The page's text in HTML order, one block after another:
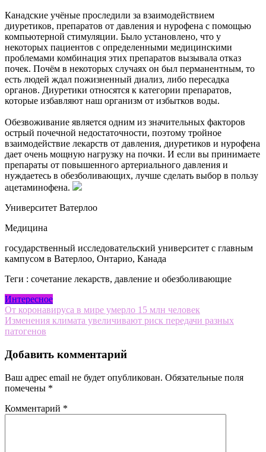
Канадские учёные проследили за взаимодействием
диуретиков, препаратов от давления и нурофена с помощью
компьютерной стимуляции. Было установлено, что у
некоторых пациентов с определенными медицинскими
проблемами комбинация этих препаратов вызывала отказ
почек. Почём в некоторых случаях он был перманентным, то
есть людей ждал пожизненный диализ, либо пересадка
органов. Диуретики относятся к категории препаратов,
которые избавляют наш организм от избытков воды.
Обезвоживание является одним из значительных факторов
острый почечной недостаточности, поэтому тройное
взаимодействие лекарств от давления, диуретиков и нурофена
дает очень мощную нагрузку на почки. И если вы принимаете
препараты от повышенного артериального давления и
нуждаетесь в обезболивающих, лучше сделать выбор в пользу
ацетаминофена.
Университет Ватерлоо
Медицина
государственный исследовательский университет с главным
кампусом в Ватерлоо, Онтарио, Канада
Теги : сочетание лекарств, давление и обезболивающие
Интересное
Навигация
по
От коронавируса в мире умерло 15 млн человек
Изменения климата увеличивают риск передачи разных
патогенов
Добавить комментарий
Ваш адрес email не будет опубликован. Обязательные поля
помечены *
Комментарий *